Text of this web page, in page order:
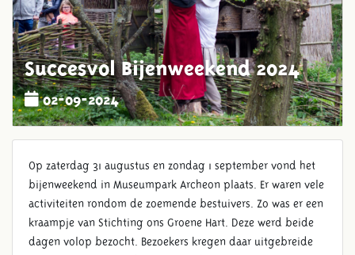
Succesvol Bijenweekend 2024
02-09-2024
Op zaterdag 31 augustus en zondag 1 september vond het
bijenweekend in Museumpark Archeon plaats. Er waren vele
activiteiten rondom de zoemende bestuivers. Zo was er een
kraampje van Stichting ons Groene Hart. Deze werd beide
dagen volop bezocht. Bezoekers kregen daar uitgebreide